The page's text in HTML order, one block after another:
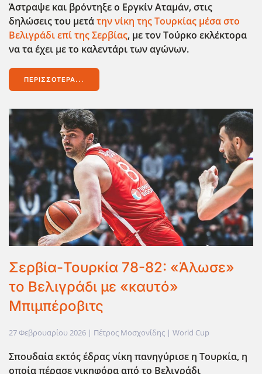
Άστραψε και βρόντηξε ο Εργκίν Αταμάν, στις
δηλώσεις του μετάτην νίκη της Τουρκίας μέσα στο
Βελιγράδι επί της Σερβίας, με τον Τούρκο εκλέκτορα
να τα έχει με το καλεντάρι των αγώνων.
ΠΕΡΙΣΣΌΤΕΡΑ...
Σερβία-Τουρκία 78-82: «Άλωσε»
το Βελιγράδι με «καυτό»
Μπιμπέροβιτς
27 Φεβρουαρίου 2026 | Πέτρος Μοσχονίδης | World Cup
Σπουδαία εκτός έδρας νίκη πανηγύρισε η Τουρκία, η
οποία πέρασε νικηφόρα από το Βελιγράδι